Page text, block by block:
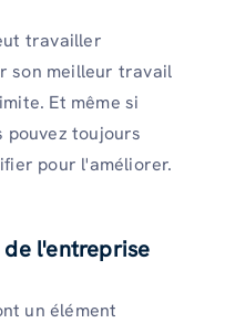
travailler
son meilleur travail
Et même si
pouvez toujours
pour l'améliorer.
l'entreprise
un élément